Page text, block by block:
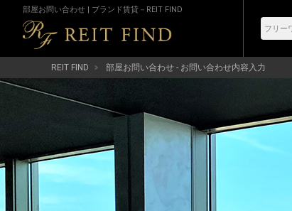
部屋お問い合わせ | ブランド賃貸－REIT FIND
REIT FIND 部屋お問い合わせ - お問い合わせ内容入力